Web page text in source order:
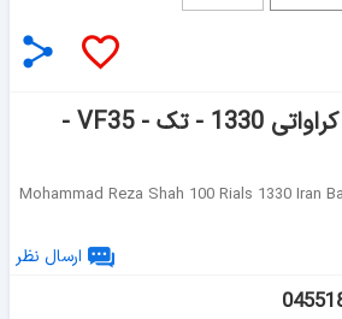
اسکناس 100 ریال کراواتی 1330 - تک - VF35 -
Mohammad Reza Shah 100 Rials 1330 Iran
ارسال نظر